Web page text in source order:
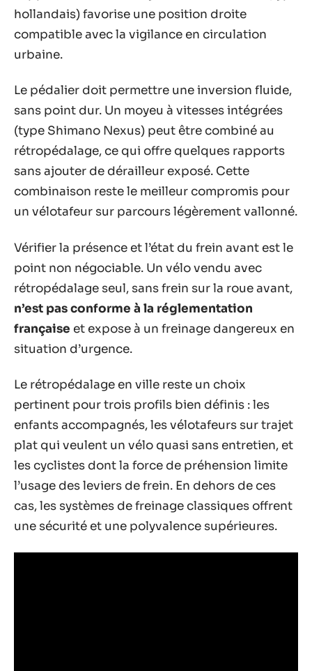
hollandais) favorise une position droite
compatible avec la vigilance en circulation
urbaine.
Le pédalier doit permettre une inversion fluide,
sans point dur. Un moyeu à vitesses intégrées
(type Shimano Nexus) peut être combiné au
rétropédalage, ce qui offre quelques rapports
sans ajouter de dérailleur exposé. Cette
combinaison reste le meilleur compromis pour
un vélotafeur sur parcours légèrement vallonné.
Vérifier la présence et l’état du frein avant est le
point non négociable. Un vélo vendu avec
rétropédalage seul, sans frein sur la roue avant,
n’est pas conforme à la réglementation
française et expose à un freinage dangereux en
situation d’urgence.
Le rétropédalage en ville reste un choix
pertinent pour trois profils bien définis : les
enfants accompagnés, les vélotafeurs sur trajet
plat qui veulent un vélo quasi sans entretien, et
les cyclistes dont la force de préhension limite
l’usage des leviers de frein. En dehors de ces
cas, les systèmes de freinage classiques offrent
une sécurité et une polyvalence supérieures.